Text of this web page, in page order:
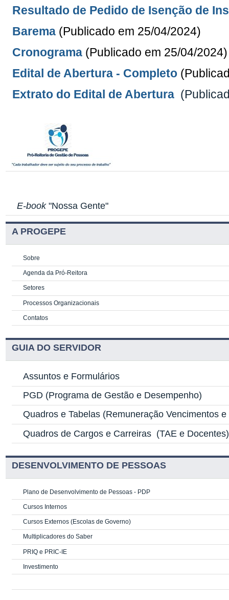
Resultado de Pedido de Isenção de
Barema (Publicado em 25/04/2024)
Cronograma (Publicado em 25/04/2024)
Edital de Abertura - Completo
Extrato do Edital de Abertura
E-book"Nossa Gente"
A PROGEPE
Sobre
Agenda da Pró-Reitora
Setores
Processos Organizacionais
Contatos
GUIA DO SERVIDOR
Assuntos e Formulários
PGD (Programa de Gestão e Desempenho)
Quadros e Tabelas (Remuneração Vencimentos
Quadros de Cargos e Carreiras (TAE e Docentes)
DESENVOLVIMENTO DE PESSOAS
Plano de Desenvolvimento de Pessoas - PDP
Cursos Internos
Cursos Externos (Escolas de Governo)
Multiplicadores do Saber
PRIQ e PRIC-IE
Investimento